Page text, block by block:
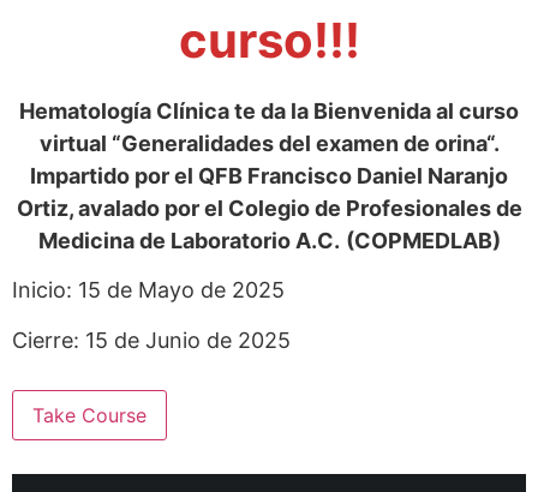
curso!!!
Hematología Clínica te da la Bienvenida al curso
virtual “Generalidades del examen de orina“.
Impartido por el QFB Francisco Daniel Naranjo
Ortiz, avalado por el Colegio de Profesionales de
Medicina de Laboratorio A.C. (COPMEDLAB)
Inicio: 15 de Mayo de 2025
Cierre: 15 de Junio de 2025
Take Course